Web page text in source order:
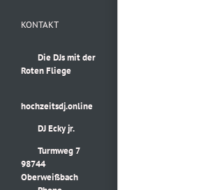
KONTAKT
Die DJs mit der
Roten Fliege
hochzeitsdj.online
DJ Ecky jr.
Turmweg 7
98744
Oberweißbach